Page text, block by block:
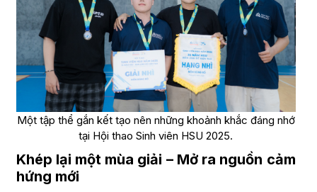
Một tập thể gắn kết tạo nên những khoảnh khắc đáng nhớ
tại Hội thao Sinh viên HSU 2025.
Khép lại một mùa giải – Mở ra nguồn cảm
hứng mới